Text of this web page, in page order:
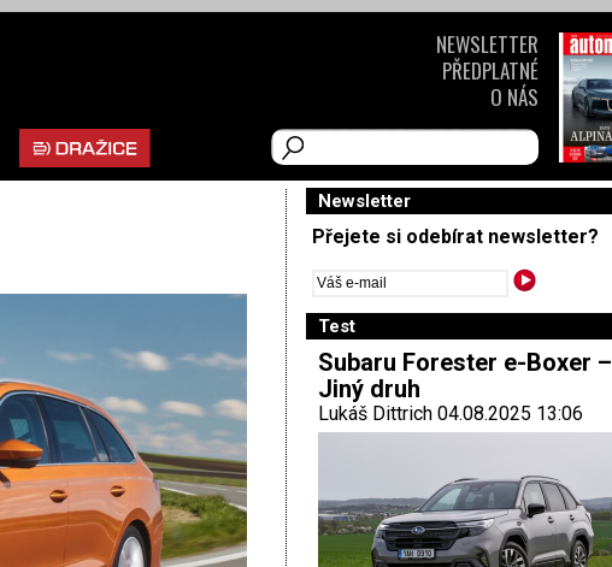
Newsletter
Přejete si odebírat newsletter?
Test
Subaru Forester e-Boxer –
Jiný druh
Lukáš Dittrich 04.08.2025 13:06
NEWSLETTER
PŘEDPLATNÉ
O NÁS